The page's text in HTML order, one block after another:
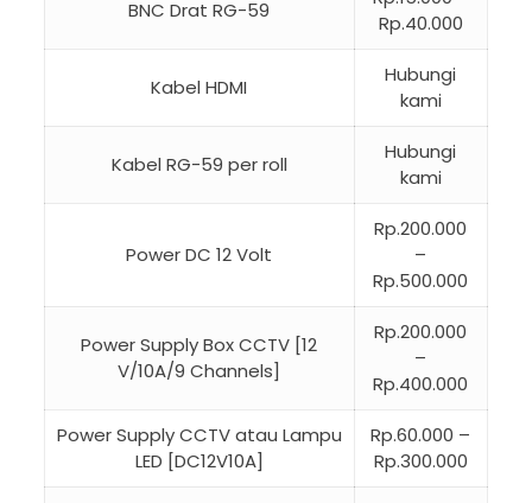
BNC Drat RG-59
Rp.40.000
Kabel HDMI
Hubungi
kami
Kabel RG-59 per roll
Hubungi
kami
Power DC 12 Volt
Rp.200.000
–
Rp.500.000
Power Supply Box CCTV [12
V/10A/9 Channels]
Rp.200.000
–
Rp.400.000
Power Supply CCTV atau Lampu
LED [DC12V10A]
Rp.60.000 –
Rp.300.000